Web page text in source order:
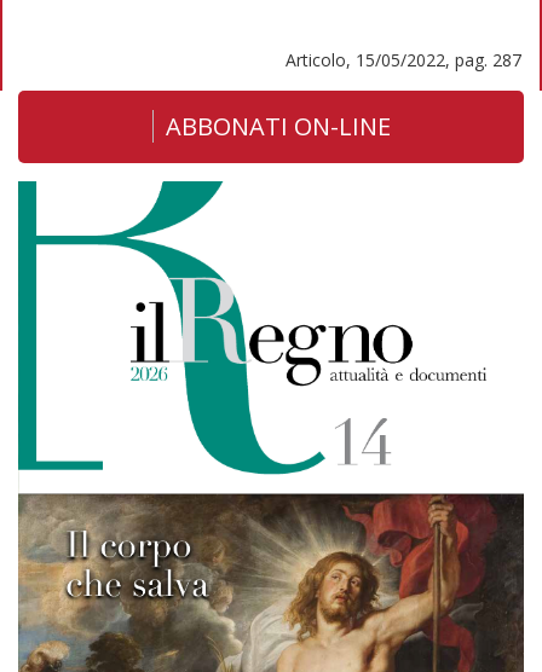
Articolo, 15/05/2022, pag. 287
ABBONATI ON-LINE